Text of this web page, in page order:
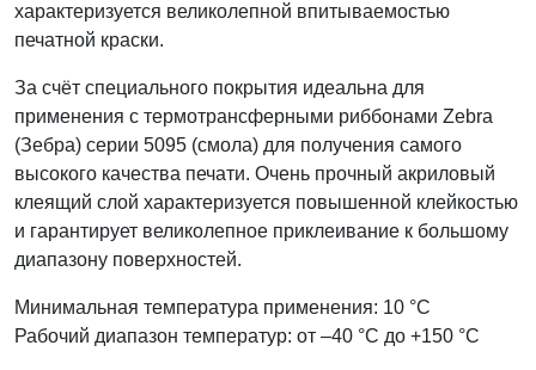
характеризуется великолепной впитываемостью
печатной краски.
За счёт специального покрытия идеальна для
применения с термотрансферными риббонами Zebra
(Зебра) серии 5095 (смола) для получения самого
высокого качества печати. Очень прочный акриловый
клеящий слой характеризуется повышенной клейкостью
и гарантирует великолепное приклеивание к большому
диапазону поверхностей.
Минимальная температура применения: 10 °С
Рабочий диапазон температур: от –40 °С до +150 °С